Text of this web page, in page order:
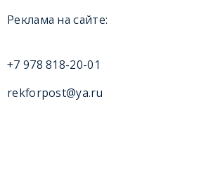
Реклама на сайте:
+7 978 818-20-01
rekforpost@ya.ru